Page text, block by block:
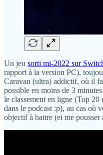
Un jeu sorti mi-2022 sur
rapport à la version PC),
Caravan (ultra) addictif, où il
possible en moins de 3
le classement en ligne (Top
dans le podcast :p), au cas où
objectif à battre (et me